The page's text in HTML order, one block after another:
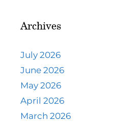
Archives
July 2026
June 2026
May 2026
April 2026
March 2026